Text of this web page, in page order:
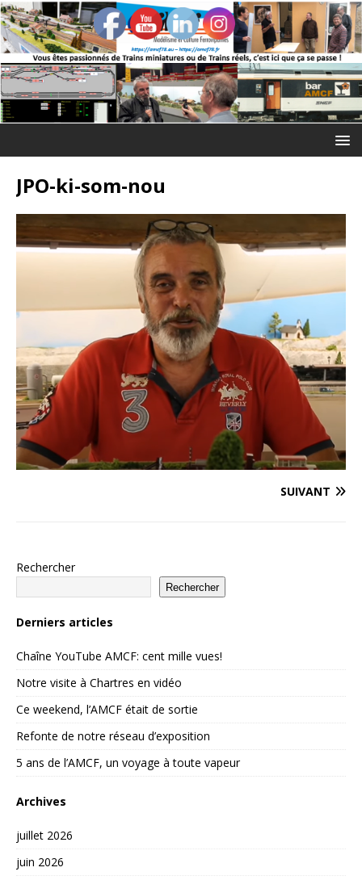
JPO-ki-som-nou
SUIVANT
Rechercher
Rechercher
Derniers articles
Chaîne YouTube AMCF: cent mille vues!
Notre visite à Chartres en vidéo
Ce weekend, l’AMCF était de sortie
Refonte de notre réseau d’exposition
5 ans de l’AMCF, un voyage à toute vapeur
Archives
juillet 2026
juin 2026